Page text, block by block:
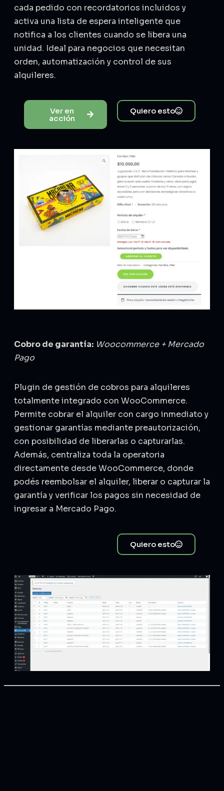
cada pedido con recordatorios incluidos y
activa una lista de espera inteligente que
notifica a los clientes cuando se libera una
unidad. Ideal para negocios que necesitan
orden, automatización y control de sus
alquileres.
Ver en
acción
Quiero esto
Cobro de garantía: Woocommerce + Mercado
Pago
Plugin de gestión de cobros para alquileres
totalmente integrado con WooCommerce.
Permite cobrar el alquiler con cargo inmediato y
gestionar garantías mediante preautorización,
con posibilidad de liberarlas o capturarlas.
Además, centraliza toda la operatoria
directamente desde WooCommerce, donde
podés reembolsar el alquiler, liberar o capturar la
garantía y verificar los pagos sin necesidad de
ingresar a Mercado Pago.
Quiero esto